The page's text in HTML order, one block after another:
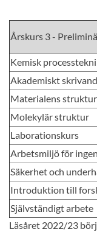
Årskurs 3 -
Kemisk
Akademiskt
Materialens
Molekylär struktur
Laborationskurs
Arbetsmiljö för
Säkerhet och
Introduktion till
Självständigt arbete
Läsåret 2022/23